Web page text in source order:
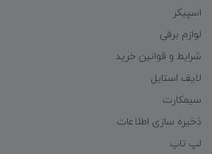
اسپیکر
لوازم برقی
شرایط و قوانین خرید
لایف استایل
سیمکارت
ذخیره سازی اطلاعات
لپ تاپ